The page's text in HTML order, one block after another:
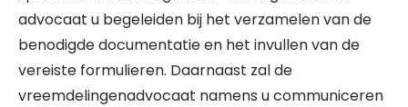
advocaat u begeleiden bij het verzamelen van de
benodigde documentatie en het invullen van de
vereiste formulieren. Daarnaast zal de
vreemdelingenadvocaat namens u communiceren